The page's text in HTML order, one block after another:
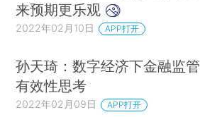
来预期更乐观
2022年02月10日 APP打开
孙天琦：数字经济下金融监管
有效性思考
2022年02月09日 APP打开